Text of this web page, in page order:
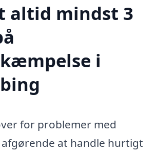
altid mindst 3
i
for problemer med
at handle hurtigt